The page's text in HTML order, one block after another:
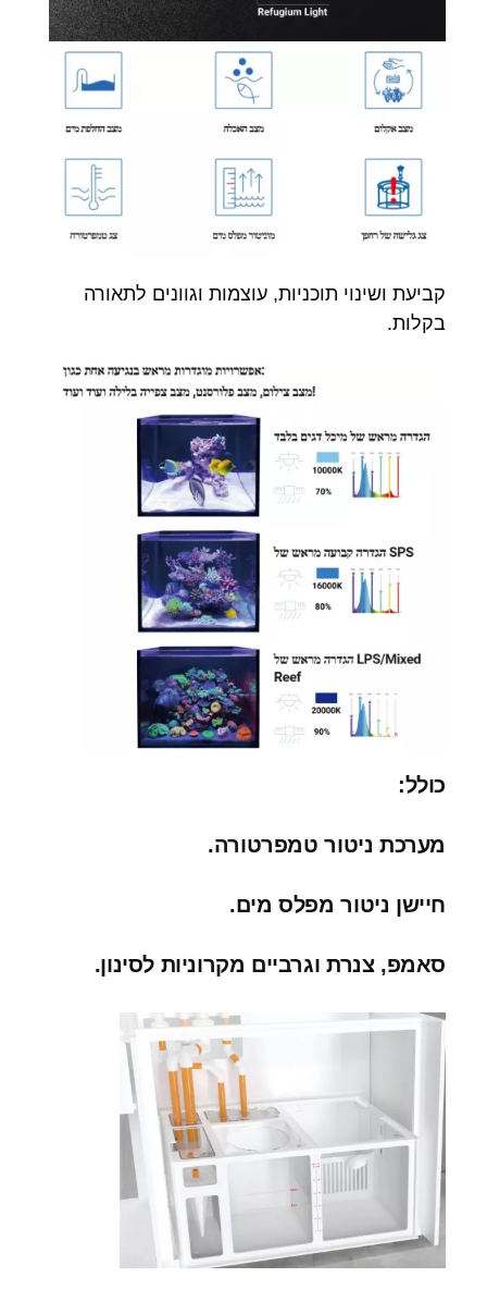
קביעת ושינוי תוכניות, עוצמות וגוונים לתאורה
בקלות.
כולל:
מערכת ניטור טמפרטורה.
חיישן ניטור מפלס מים.
סאמפ, צנרת וגרביים מקרוניות לסינון.